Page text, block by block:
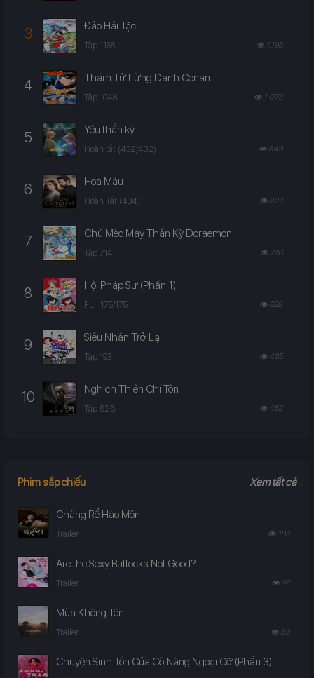
3 Đảo Hải Tặc
Tập 1168 1.195
4 Thám Tử Lừng Danh Conan
Tập 1048 1.073
5 Yêu thần ký
Hoàn tất (432/432) 849
6 Hoa Máu
Hoàn Tất (434) 822
7 Chú Mèo Máy Thần Kỳ Doraemon
Tập 714 726
8 Hội Pháp Sư (Phần 1)
Full 175/175 628
9 Siêu Nhân Trở Lại
Tập 193 465
10 Nghịch Thiên Chí Tôn
Tập 525 452
Phim sắp chiếu Xem tất cả
Chàng Rể Hào Môn
Trailer 193
Are the Sexy Buttocks Not Good?
Trailer 97
Mùa Không Tên
Trailer 89
Chuyện Sinh Tồn Của Cô Nàng Ngoại Cỡ (Phần 3)